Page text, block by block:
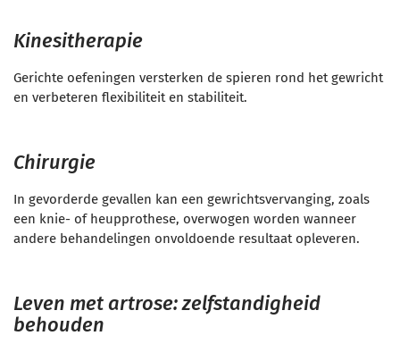
Kinesitherapie
Gerichte oefeningen versterken de spieren rond het gewricht
en verbeteren flexibiliteit en stabiliteit.
Chirurgie
In gevorderde gevallen kan een gewrichtsvervanging, zoals
een knie- of heupprothese, overwogen worden wanneer
andere behandelingen onvoldoende resultaat opleveren.
Leven met artrose: zelfstandigheid
behouden